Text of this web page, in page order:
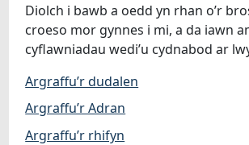
Diolch i bawb a oedd yn rhan o’r
croeso mor gynnes i mi, a da iawn
cyflawniadau wedi’u cydnabod ar
Argraffu’r dudalen
Argraffu’r Adran
Argraffu’r rhifyn